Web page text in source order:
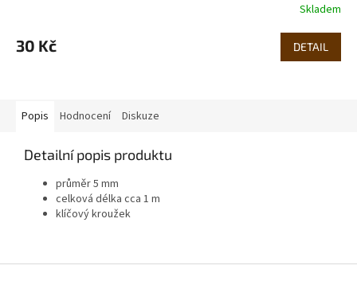
Skladem
30 Kč DETAIL
Popis Hodnocení Diskuze
Detailní popis produktu
průměr 5 mm
celková délka cca 1 m
klíčový kroužek